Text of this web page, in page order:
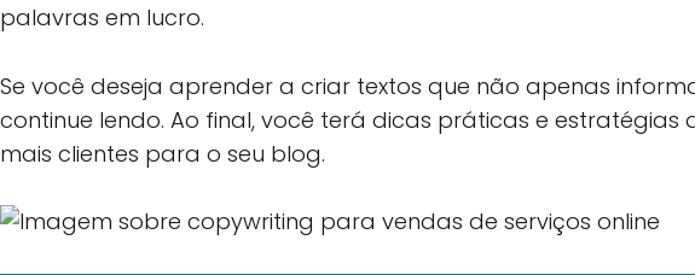
palavras em lucro.
Se você deseja aprender a criar textos que não apenas
continue lendo. Ao final, você terá dicas práticas e
mais clientes para o seu blog.